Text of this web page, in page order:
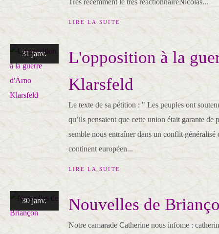
Très récemment le très réactionnaireNicolas...
LIRE LA SUITE
31 janv.
L'opposition à la
Klarsfeld
Le texte de sa pétition : " Les peuples ont
qu’ils pensaient que cette union était garante de
semble nous entraîner dans un conflit généralisé
continent européen...
LIRE LA SUITE
30 janv. Nouvelles de
Notre camarade Catherine nous infome :